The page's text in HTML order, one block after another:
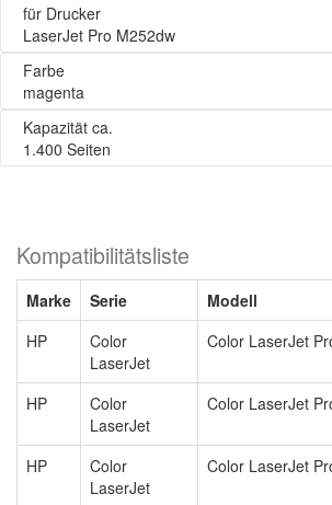
für Drucker
LaserJet Pro M252dw
Farbe
magenta
Kapazität ca.
1.400 Seiten
Kompatibilitätsliste
Marke Serie
Modell
HP
Color
LaserJet
Color LaserJet
HP
Color
LaserJet
Color LaserJet
HP
Color
LaserJet
Color LaserJet